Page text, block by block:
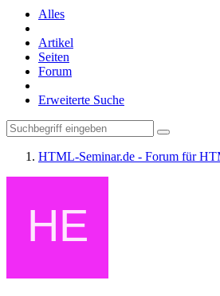
Alles
Artikel
Seiten
Forum
Erweiterte Suche
HTML-Seminar.de - Forum für